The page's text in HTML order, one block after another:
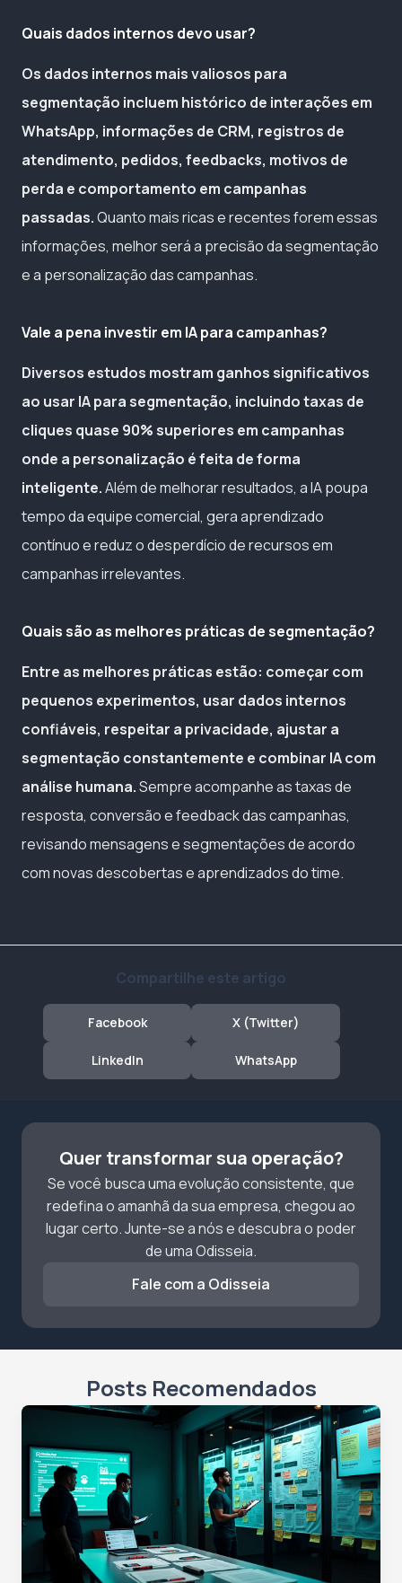
Quais dados internos devo usar?
Os dados internos mais valiosos para
segmentação incluem histórico de interações em
WhatsApp, informações de CRM, registros de
atendimento, pedidos, feedbacks, motivos de
perda e comportamento em campanhas
passadas.Quanto mais ricas e recentes forem essas
informações, melhor será a precisão da segmentação
e a personalização das campanhas.
Vale a pena investir em IA para campanhas?
Diversos estudos mostram ganhos significativos
ao usar IA para segmentação, incluindo taxas de
cliques quase 90% superiores em campanhas
onde a personalização é feita de forma
inteligente.Além de melhorar resultados, a IA poupa
tempo da equipe comercial, gera aprendizado
contínuo e reduz o desperdício de recursos em
campanhas irrelevantes.
Quais são as melhores práticas de segmentação?
Entre as melhores práticas estão: começar com
pequenos experimentos, usar dados internos
confiáveis, respeitar a privacidade, ajustar a
segmentação constantemente e combinar IA com
análise humana.Sempre acompanhe as taxas de
resposta, conversão e feedback das campanhas,
revisando mensagens e segmentações de acordo
com novas descobertas e aprendizados do time.
Compartilhe este artigo
Facebook X (Twitter)
LinkedIn WhatsApp
Quer transformar sua operação?
Se você busca uma evolução consistente, que
redefina o amanhã da sua empresa, chegou ao
lugar certo. Junte-se a nós e descubra o poder
de uma Odisseia.
Fale com a Odisseia
Posts Recomendados